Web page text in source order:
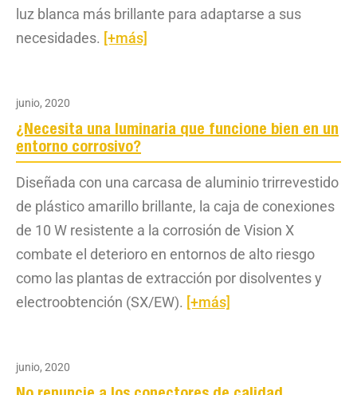
luz blanca más brillante para adaptarse a sus
necesidades. [+más]
junio, 2020
¿Necesita una luminaria que funcione bien en un
entorno corrosivo?
Diseñada con una carcasa de aluminio trirrevestido
de plástico amarillo brillante, la caja de conexiones
de 10 W resistente a la corrosión de Vision X
combate el deterioro en entornos de alto riesgo
como las plantas de extracción por disolventes y
electroobtención (SX/EW). [+más]
junio, 2020